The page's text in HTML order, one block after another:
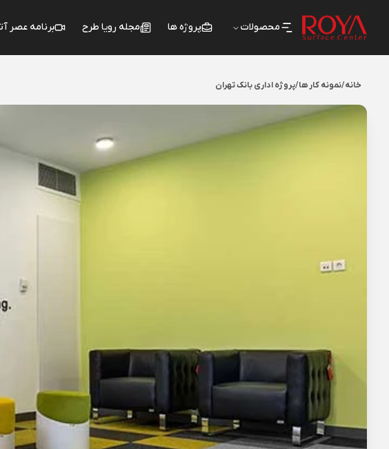
محصولات پروژه ها مجله رویا طرح برنامه عصر
خانه/نمونه کار ها/پروژه اداری بانک تهران